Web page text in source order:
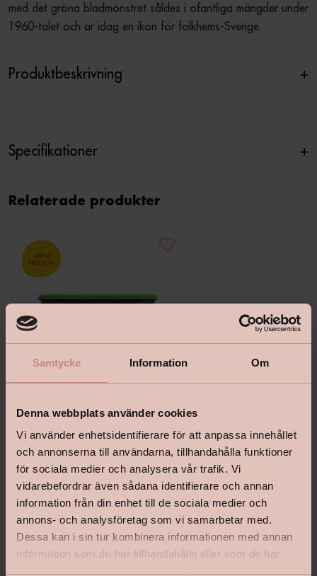
Samtycke Information Om
Denna webbplats använder cookies
Vi använder enhetsidentifierare för att anpassa innehållet
och annonserna till användarna, tillhandahålla funktioner
för sociala medier och analysera vår trafik. Vi
vidarebefordrar även sådana identifierare och annan
information från din enhet till de sociala medier och
annons- och analysföretag som vi samarbetar med.
Dessa kan i sin tur kombinera informationen med annan
information som du har tillhandahållit eller som de har
med det gröna bladmönstret såldes i ofantliga mängder under
1960-talet och är idag en ikon för folkhems-Sverige.
Produktbeskrivning +
Specifikationer +
Relaterade produkter
Bostik Hernia Non Wovenlim
Pris från 199 kr
Tapetlinjal Masonite
Pris 139 kr